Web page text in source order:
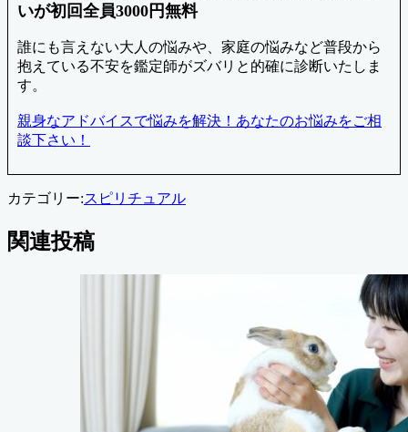
いが初回全員3000円無料
誰にも言えない大人の悩みや、家庭の悩みなど普段から
抱えている不安を鑑定師がズバリと的確に診断いたしま
す。
親身なアドバイスで悩みを解決！あなたのお悩みをご相
談下さい！
カテゴリー:スピリチュアル
関連投稿